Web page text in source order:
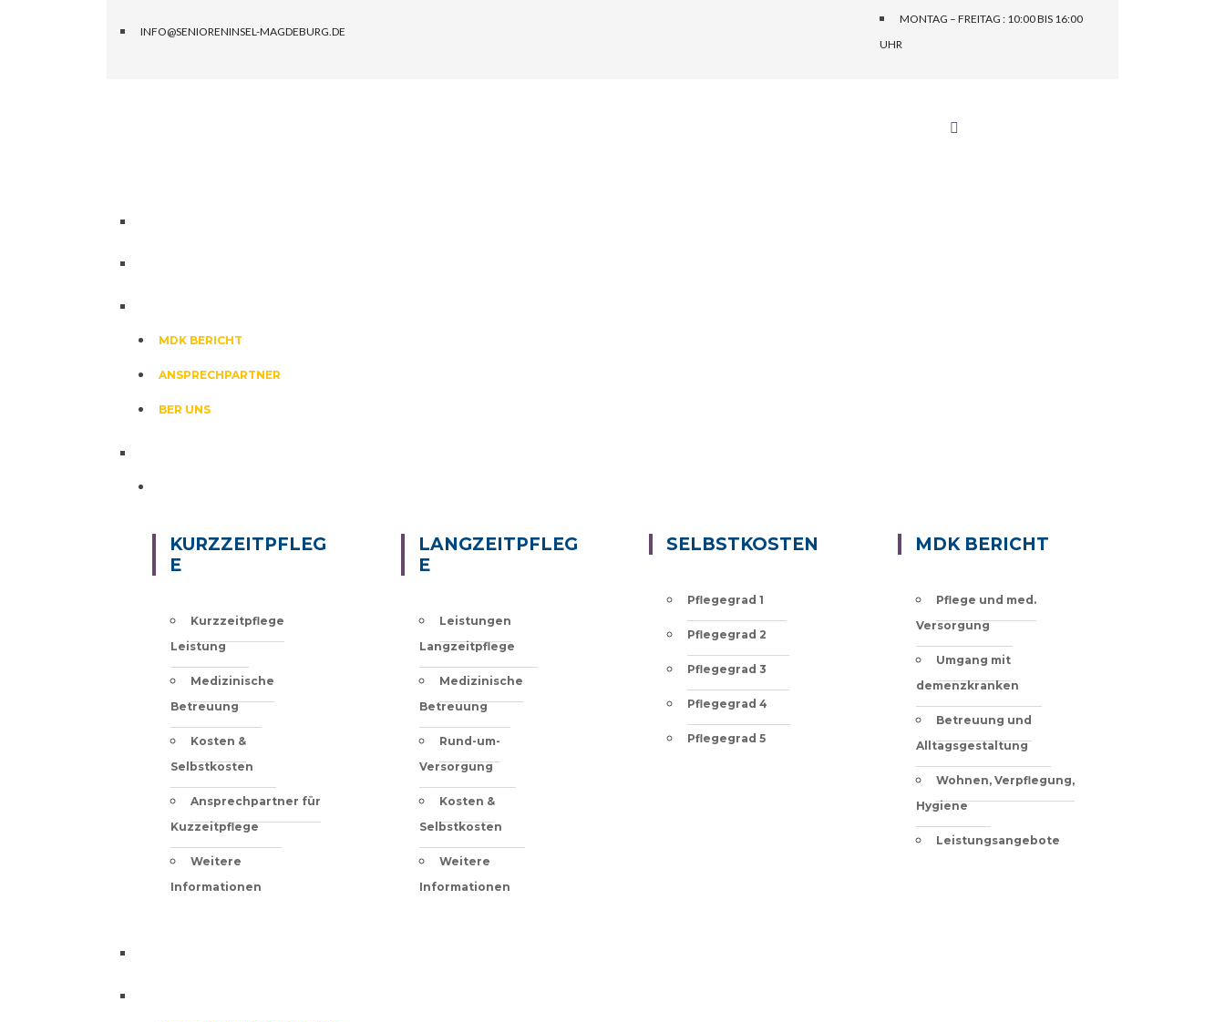
INFO@SENIORENINSEL-MAGDEBURG.DE
MONTAG – FREITAG : 10:00 BIS 16:00
UHR
MDK BERICHT
ANSPRECHPARTNER
BER UNS
KURZZEITPFLEG
E
Kurzzeitpflege
Leistung
Medizinische
Betreuung
Kosten &
Selbstkosten
Ansprechpartner für
Kuzzeitpflege
Weitere
Informationen
LANGZEITPFLEG
E
Leistungen
Langzeitpflege
Medizinische
Betreuung
Rund-um-
Versorgung
Kosten &
Selbstkosten
Weitere
Informationen
SELBSTKOSTEN
Pflegegrad 1
Pflegegrad 2
Pflegegrad 3
Pflegegrad 4
Pflegegrad 5
MDK BERICHT
Pflege und med.
Versorgung
Umgang mit
demenzkranken
Betreuung und
Alltagsgestaltung
Wohnen, Verpflegung,
Hygiene
Leistungsangebote